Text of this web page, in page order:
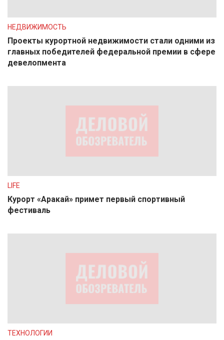
НЕДВИЖИМОСТЬ
Проекты курортной недвижимости стали одними из
главных победителей федеральной премии в сфере
девелопмента
LIFE
Курорт «Аракай» примет первый спортивный
фестиваль
ТЕХНОЛОГИИ